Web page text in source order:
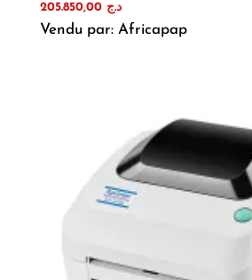
د.ج 205.850,00
Vendu par: Africapap